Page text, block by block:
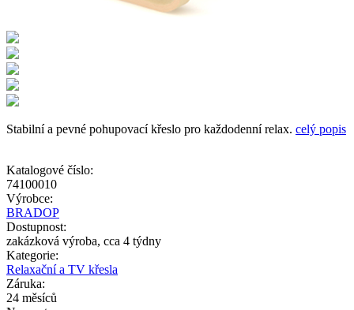
Stabilní a pevné pohupovací křeslo pro každodenní relax. celý popis
Katalogové číslo:
74100010
Výrobce:
BRADOP
Dostupnost:
zakázková výroba, cca 4 týdny
Kategorie:
Relaxační a TV křesla
Záruka:
24 měsíců